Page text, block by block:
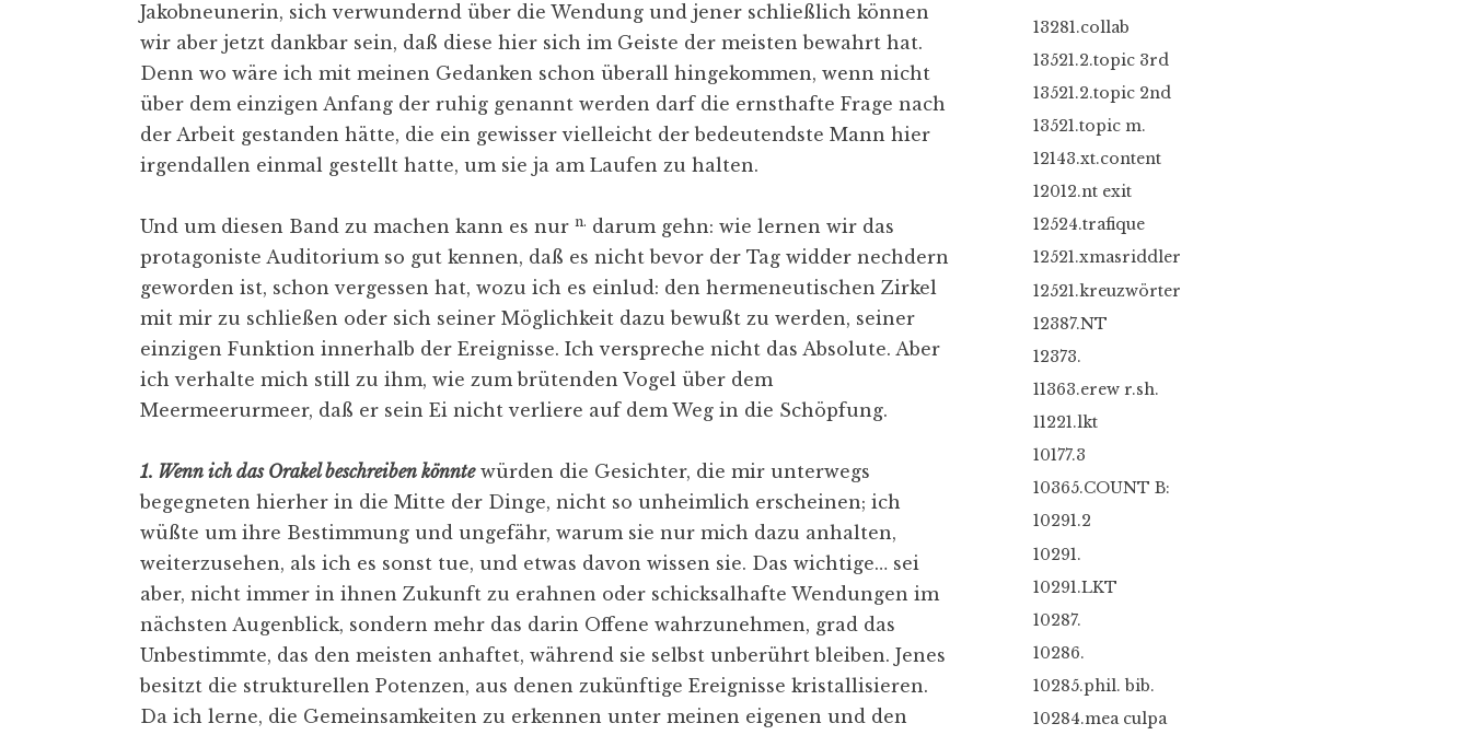
Jakobneunerin, sich verwundernd über die Wendung und jener schließlich können
wir aber jetzt dankbar sein, daß diese hier sich im Geiste der meisten bewahrt hat.
Denn wo wäre ich mit meinen Gedanken schon überall hingekommen, wenn nicht
über dem einzigen Anfang der ruhig genannt werden darf die ernsthafte Frage nach
der Arbeit gestanden hätte, die ein gewisser vielleicht der bedeutendste Mann hier
irgendallen einmal gestellt hatte, um sie ja am Laufen zu halten.
Und um diesen Band zu machen kann es nur n. darum gehn: wie lernen wir das
protagoniste Auditorium so gut kennen, daß es nicht bevor der Tag widder nechdern
geworden ist, schon vergessen hat, wozu ich es einlud: den hermeneutischen Zirkel
mit mir zu schließen oder sich seiner Möglichkeit dazu bewußt zu werden, seiner
einzigen Funktion innerhalb der Ereignisse. Ich verspreche nicht das Absolute. Aber
ich verhalte mich still zu ihm, wie zum brütenden Vogel über dem
Meermeerurmeer, daß er sein Ei nicht verliere auf dem Weg in die Schöpfung.
1. Wenn ich das Orakel beschreiben könntewürden die Gesichter, die mir unterwegs
begegneten hierher in die Mitte der Dinge, nicht so unheimlich erscheinen; ich
wüßte um ihre Bestimmung und ungefähr, warum sie nur mich dazu anhalten,
weiterzusehen, als ich es sonst tue, und etwas davon wissen sie. Das wichtige… sei
aber, nicht immer in ihnen Zukunft zu erahnen oder schicksalhafte Wendungen im
nächsten Augenblick, sondern mehr das darin Offene wahrzunehmen, grad das
Unbestimmte, das den meisten anhaftet, während sie selbst unberührt bleiben. Jenes
besitzt die strukturellen Potenzen, aus denen zukünftige Ereignisse kristallisieren.
Da ich lerne, die Gemeinsamkeiten zu erkennen unter meinen eigenen und den
13281.collab
13521.2.topic 3rd
13521.2.topic 2nd
13521.topic m.
12143.xt.content
12012.nt exit
12524.trafique
12521.xmasriddler
12521.kreuzwörter
12387.NT
12373.
11363.erew r.sh.
11221.lkt
10177.3
10365.COUNT B:
10291.2
10291.
10291.LKT
10287.
10286.
10285.phil. bib.
10284.mea culpa